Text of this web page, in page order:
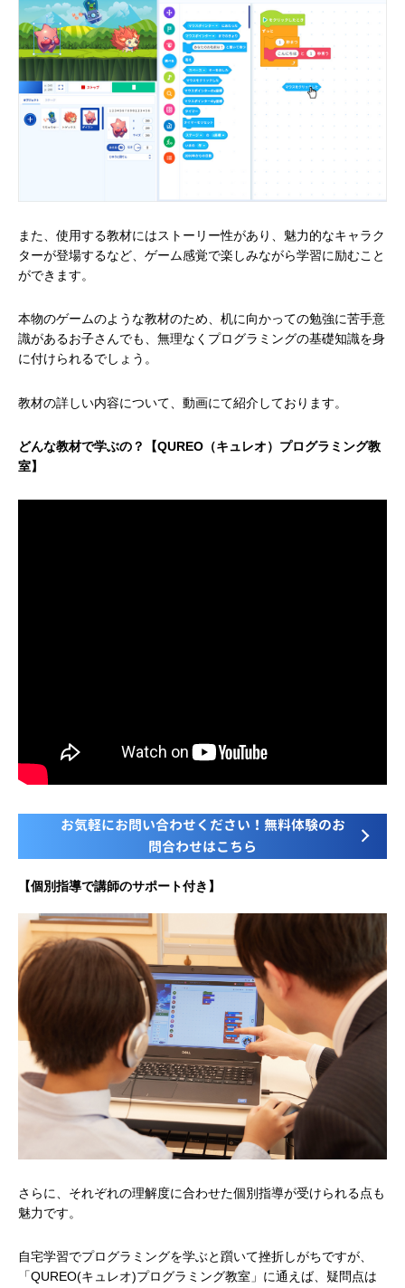
また、使用する教材にはストーリー性があり、魅力的なキャラク
ターが登場するなど、ゲーム感覚で楽しみながら学習に励むこと
ができます。
本物のゲームのような教材のため、机に向かっての勉強に苦手意
識があるお子さんでも、無理なくプログラミングの基礎知識を身
に付けられるでしょう。
教材の詳しい内容について、動画にて紹介しております。
どんな教材で学ぶの？【QUREO（キュレオ）プログラミング教
室】
お気軽にお問い合わせください！無料体験のお
問合わせはこちら
【個別指導で講師のサポート付き】
さらに、それぞれの理解度に合わせた個別指導が受けられる点も
魅力です。
自宅学習でプログラミングを学ぶと躓いて挫折しがちですが、
「QUREO(キュレオ)プログラミング教室」に通えば、疑問点は